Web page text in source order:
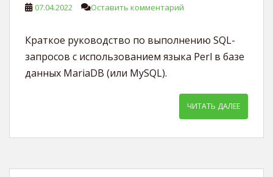
07.04.2022 Оставить комментарий
Краткое руководство по выполнению SQL-
запросов с использованием языка Perl в базе
данных MariaDB (или MySQL).
ЧИТАТЬ ДАЛЕЕ